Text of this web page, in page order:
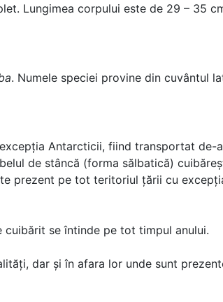
Lungimea corpului este de 29 – 35
. Numele speciei provine din cuvântul
Antarcticii, fiind transportat de-
de stâncă (forma sălbatică)
prezent pe tot teritoriul țării cu
cuibărit se întinde pe tot timpul anului.
dar și în afara lor unde sunt